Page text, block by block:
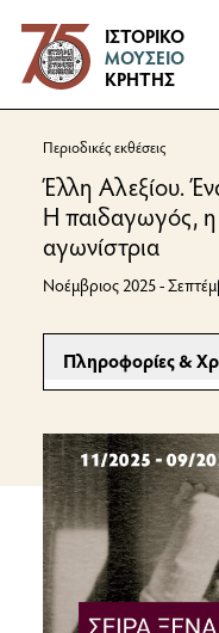
Logo
ΙΣΤΟΡΙΚΟ
ΜΟΥΣΕΙΟ
ΚΡΗΤΗΣ
Περιοδικές εκθέσεις
Έλλη Αλεξίου.
Η παιδαγωγός,
αγωνίστρια
Νοέμβριος 2025 -
Πληροφορίες &
22 Δεκεμβρίου 2025
ΣΧΕΤΙΚΟΙ
Σειρά Ξεναγήσεων
Εγκαίνια Έκθεσης